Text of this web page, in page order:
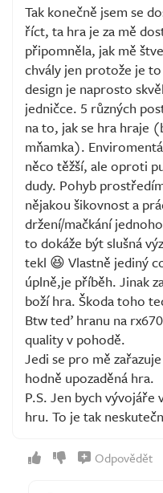
Tak konečně jsem se
říct, ta hra je za mě
připomněla, jak mě
chvály jen protože je
design je naprosto
jedničce. 5 různých
na to, jak se hra hraje
mňamka).
něco těžší, ale oproti
dudy. Pohyb
nějakou šikovnost a
držení/mačkání
to dokáže být slušná
tekl 😆 Vlastně jediný
úplně,je příběh. Jinak
boží hra. Škoda toho
Btw teď hranu na
quality v pohodě.
Jedi se pro mě
hodně upozaděná hra.
P.S. Jen bych
hru. To je tak
Odpovědět